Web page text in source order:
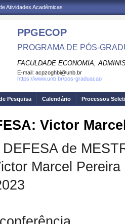
Atividades Acadêmicas
PPGECOP
PROGRAMA DE PÓS-
FACULDADE ECONOMIA,
E-mail: acpzoghbi@unb.br
https://www.unb.br/pos-graduacao
Pesquisa Calendário Processos
Victor
de
Marcel Pereira